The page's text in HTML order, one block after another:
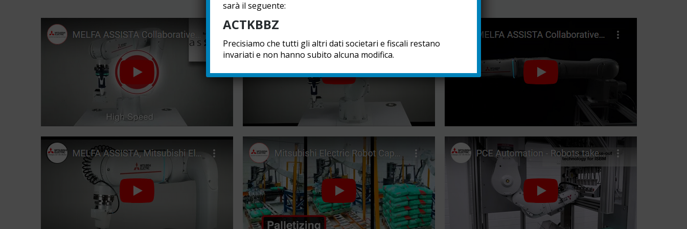
sarà il seguente:
ACTKBBZ
Precisiamo che tutti gli altri dati societari e fiscali restano
invariati e non hanno subito alcuna modifica.